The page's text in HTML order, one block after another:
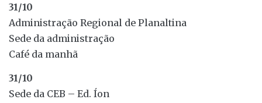
31/10
Administração Regional de Planaltina
Sede da administração
Café da manhã
31/10
Sede da CEB – Ed. Íon